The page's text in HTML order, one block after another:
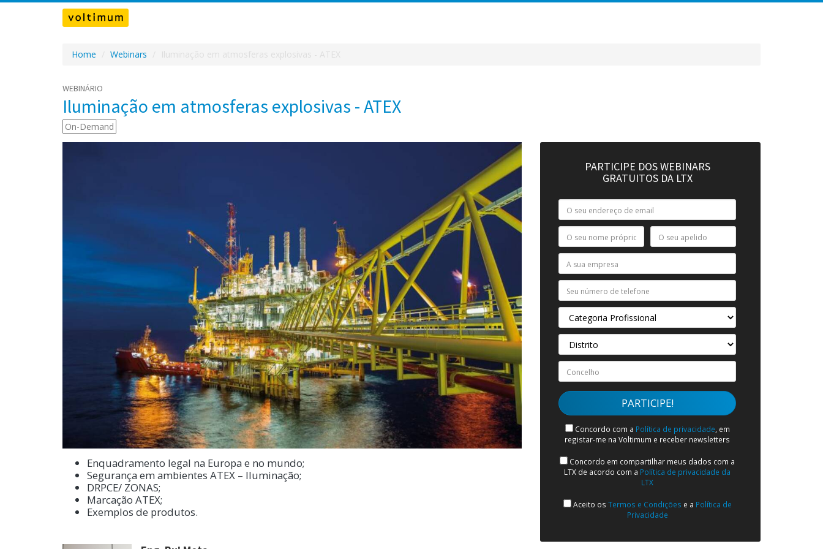
Home Webinars Iluminação em atmosferas explosivas - ATEX
WEBINÁRIO
Iluminação em atmosferas explosivas - ATEX
On-Demand
Enquadramento legal na Europa e no mundo;
Segurança em ambientes ATEX – Iluminação;
DRPCE/ ZONAS;
Marcação ATEX;
Exemplos de produtos.
PARTICIPE DOS WEBINARS
GRATUITOS DA LTX
Concordo com a Política de privacidade , em
registar-me na Voltimum e receber newsletters
Concordo em compartilhar meus dados com a
LTX de acordo com a Política de privacidade da
LTX
Aceito os Termos e Condições e a Política de
Privacidade